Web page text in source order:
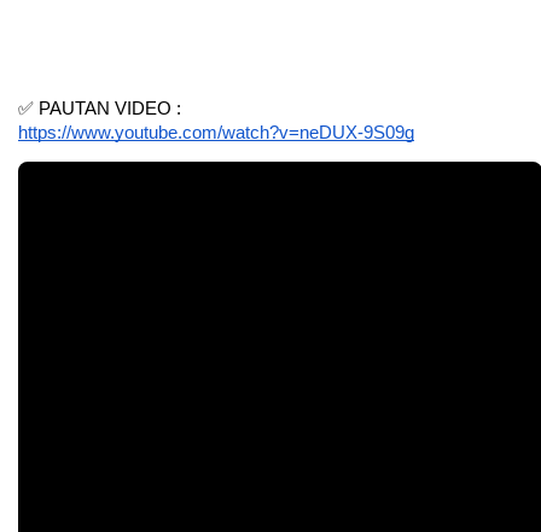
✅ PAUTAN VIDEO :
https://www.youtube.com/watch?v=neDUX-9S09g